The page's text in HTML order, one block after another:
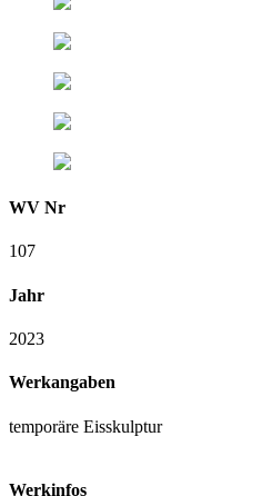
WV Nr
107
Jahr
2023
Werkangaben
temporäre Eisskulptur
Werkinfos